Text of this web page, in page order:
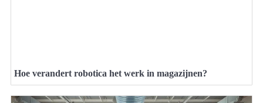
Hoe verandert robotica het werk in magazijnen?